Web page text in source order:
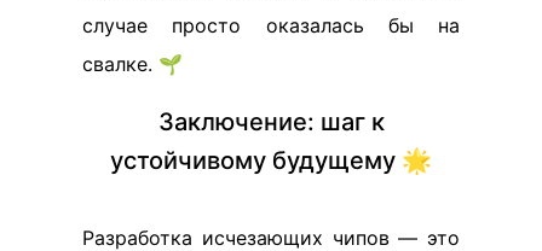
случае просто оказалась бы на
свалке. 🌱
Заключение: шаг к
устойчивому будущему 🌟
Разработка исчезающих чипов — это